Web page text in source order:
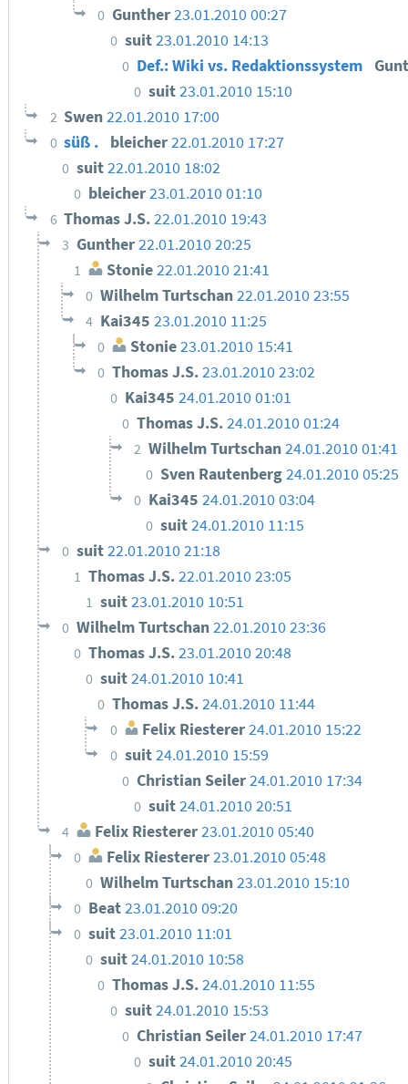
0 Gunther23.01.2010 00:27
0 suit23.01.2010 14:13
0 Def.: Wiki vs. Redaktionssystem
0 suit23.01.2010 15:10
2 Swen22.01.2010 17:00
0 süß . bleicher22.01.2010 17:27
0 suit22.01.2010 18:02
0 bleicher23.01.2010 01:10
6 Thomas J.S.22.01.2010 19:43
3 Gunther22.01.2010 20:25
1 Stonie22.01.2010 21:41
0 Wilhelm Turtschan22.01.2010 23:55
4 Kai34523.01.2010 11:25
0 Stonie23.01.2010 15:41
0 Thomas J.S.23.01.2010 23:02
0 Kai345 24.01.2010 01:01
0 Thomas J.S.24.01.2010 01:24
2 Wilhelm Turtschan24.01.2010 01:41
0 Sven Rautenberg24.01.2010 05:25
0 Kai345 24.01.2010 03:04
0 suit24.01.2010 11:15
0 suit22.01.2010 21:18
1 Thomas J.S.22.01.2010 23:05
1 suit23.01.2010 10:51
0 Wilhelm Turtschan22.01.2010 23:36
0 Thomas J.S.23.01.2010 20:48
0 suit24.01.2010 10:41
0 Thomas J.S.24.01.2010 11:44
0 Felix Riesterer24.01.2010 15:22
0 suit24.01.2010 15:59
0 Christian Seiler24.01.2010 17:34
0 suit24.01.2010 20:51
4 Felix Riesterer 23.01.2010 05:40
0 Felix Riesterer23.01.2010 05:48
0 Wilhelm Turtschan23.01.2010 15:10
0 Beat23.01.2010 09:20
0 suit23.01.2010 11:01
0 suit24.01.2010 10:58
0 Thomas J.S.24.01.2010 11:55
0 suit24.01.2010 15:53
0 Christian Seiler24.01.2010 17:47
0 suit24.01.2010 20:45